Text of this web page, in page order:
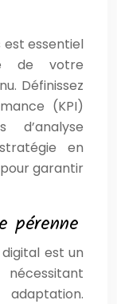
essentiel
de votre
Définissez
(KPI)
d’analyse
en
garantir
pérenne
est un